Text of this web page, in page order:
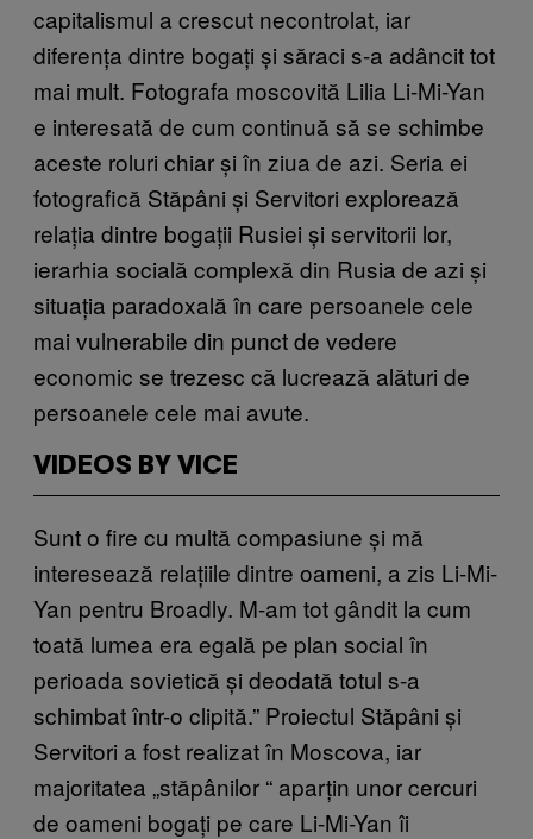
capitalismul a crescut necontrolat, iar
diferența dintre bogați și săraci s-a adâncit tot
mai mult. Fotografa moscovită Lilia Li-Mi-Yan
e interesată de cum continuă să se schimbe
aceste roluri chiar și în ziua de azi. Seria ei
fotografică Stăpâni și Servitori explorează
relația dintre bogații Rusiei și servitorii lor,
ierarhia socială complexă din Rusia de azi și
situația paradoxală în care persoanele cele
mai vulnerabile din punct de vedere
economic se trezesc că lucrează alături de
persoanele cele mai avute.
VIDEOS BY VICE
Sunt o fire cu multă compasiune și mă
interesează relațiile dintre oameni, a zis Li-Mi-
Yan pentru Broadly. M-am tot gândit la cum
toată lumea era egală pe plan social în
perioada sovietică și deodată totul s-a
schimbat într-o clipită.” Proiectul Stăpâni și
Servitori a fost realizat în Moscova, iar
majoritatea „stăpânilor “ aparțin unor cercuri
de oameni bogați pe care Li-Mi-Yan îi